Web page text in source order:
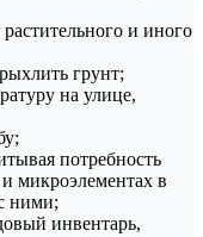
и иного
грунт;
на улице,
потребность
микроэлементах в
ними;
инвентарь,